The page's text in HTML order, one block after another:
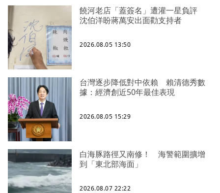
饒河老店「蓋簽名」遭灌一星負評
沈伯洋盼蔣萬安出面勸支持者
2026.08.05 13:50
台灣逐步降低對中依賴 賴清德秀數
據：經濟創近50年最佳表現
2026.08.05 15:29
白海豚路徑又南修！ 海警範圍擴增
到「東北部海面」
2026.08.07 22:22